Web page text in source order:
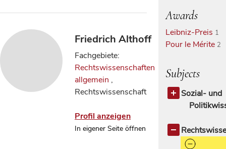
Friedrich Althoff
Fachgebiete:
Rechtswissenschaften
allgemein ,
Rechtswissenschaft
Profil anzeigen
In eigener Seite öffnen
Awards
Leibniz-Preis 1
Pour le Mérite 2
Subjects
Sozial- und